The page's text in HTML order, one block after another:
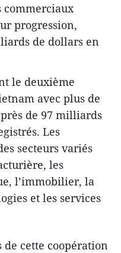
commerciaux
progression,
de dollars en
le deuxième
avec plus de
de 97 milliards
Les
secteurs variés
les
l’immobilier, la
et les services
de cette coopération